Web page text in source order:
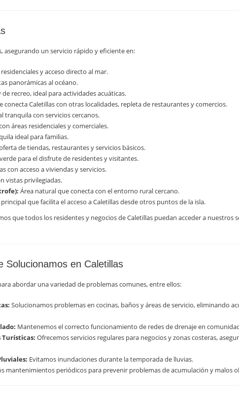
asegurando un servicio rápido y eficiente en:
y acceso directo al mar.
panorámicas al océano.
recreo, ideal para actividades acuáticas.
conecta Caletillas con otras localidades, repleta de restaurantes y comercios.
tranquila con servicios cercanos.
áreas residenciales y comerciales.
ideal para familias.
de tiendas, restaurantes y servicios básicos.
para el disfrute de residentes y visitantes.
con acceso a viviendas y servicios.
vistas privilegiadas.
Área natural que conecta con el entorno rural cercano.
principal que facilita el acceso a Caletillas desde otros puntos de la isla.
que todos los residentes y negocios de Caletillas puedan acceder a nuestros
Solucionamos en Caletillas
abordar una variedad de problemas comunes, entre ellos:
Solucionamos problemas en cocinas, baños y áreas de servicio, eliminando
Mantenemos el correcto funcionamiento de redes de drenaje en
Ofrecemos servicios regulares para negocios y zonas costeras,
Evitamos inundaciones durante la temporada de lluvias.
mantenimientos periódicos para prevenir problemas de acumulación y malos